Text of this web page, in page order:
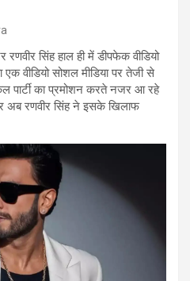
रणवीर सिंह हाल ही में डीपफेक वीडियो
वीडियो सोशल मीडिया पर तेजी से
पार्टी का प्रमोशन करते नजर आ रहे
अब रणवीर सिंह ने इसके खिलाफ